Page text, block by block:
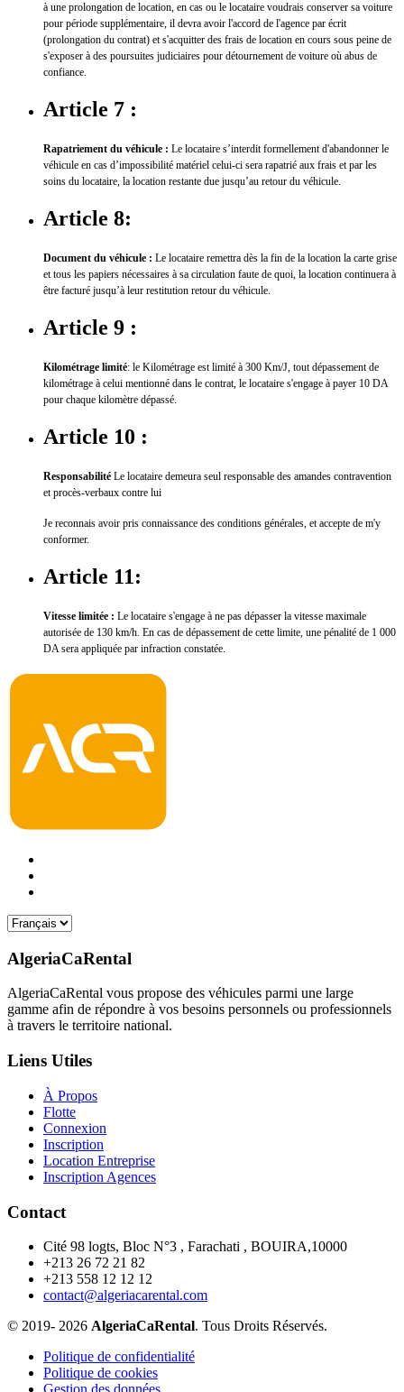
à une prolongation de location, en cas ou le locataire voudrais conserver sa voiture
pour période supplémentaire, il devra avoir l'accord de l'agence par écrit
(prolongation du contrat) et s'acquitter des frais de location en cours sous peine de
s'exposer à des poursuites judiciaires pour détournement de voiture où abus de
confiance.
Article 7 :
Rapatriement du véhicule : Le locataire s’interdit formellement d'abandonner le
véhicule en cas d’impossibilité matériel celui-ci sera rapatrié aux frais et par les
soins du locataire, la location restante due jusqu’au retour du véhicule.
Article 8:
Document du véhicule : Le locataire remettra dès la fin de la location la carte grise
et tous les papiers nécessaires à sa circulation faute de quoi, la location continuera à
être facturé jusqu’à leur restitution retour du véhicule.
Article 9 :
Kilométrage limité: le Kilométrage est limité à 300 Km/J, tout dépassement de
kilométrage à celui mentionné dans le contrat, le locataire s'engage à payer 10 DA
pour chaque kilomètre dépassé.
Article 10 :
Responsabilité Le locataire demeura seul responsable des amandes contravention
et procès-verbaux contre lui
Je reconnais avoir pris connaissance des conditions générales, et accepte de m'y
conformer.
Article 11:
Vitesse limitée : Le locataire s'engage à ne pas dépasser la vitesse maximale
autorisée de 130 km/h. En cas de dépassement de cette limite, une pénalité de 1 000
DA sera appliquée par infraction constatée.
AlgeriaCaRental
AlgeriaCaRental vous propose des véhicules parmi une large
gamme afin de répondre à vos besoins personnels ou professionnels
à travers le territoire national.
Liens Utiles
À Propos
Flotte
Connexion
Inscription
Location Entreprise
Inscription Agences
Contact
Cité 98 logts, Bloc N°3 , Farachati , BOUIRA,10000
+213 26 72 21 82
+213 558 12 12 12
contact@algeriacarental.com
© 2019- 2026 AlgeriaCaRental. Tous Droits Réservés.
Politique de confidentialité
Politique de cookies